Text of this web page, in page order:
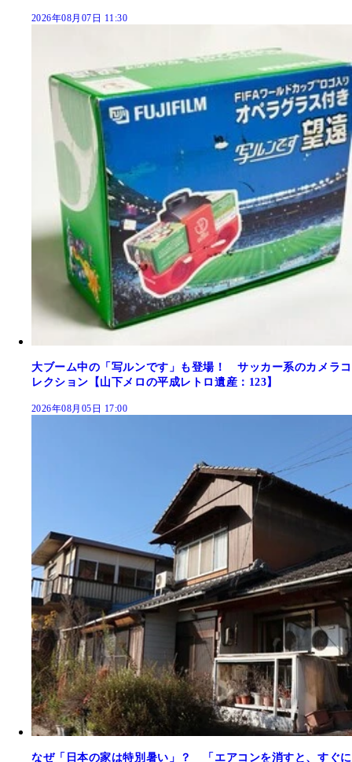
2026年08月07日 11:30
大ブーム中の「写ルンです」も登場！ サッカー系のカメラコ
レクション【山下メロの平成レトロ遺産：123】
2026年08月05日 17:00
なぜ「日本の家は特別暑い」？ 「エアコンを消すと、すぐに